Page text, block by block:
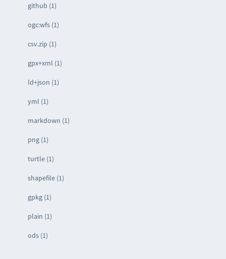
github (1)
ogc:wfs (1)
csv.zip (1)
gpx+xml (1)
ld+json (1)
yml (1)
markdown (1)
png (1)
turtle (1)
shapefile (1)
gpkg (1)
plain (1)
ods (1)